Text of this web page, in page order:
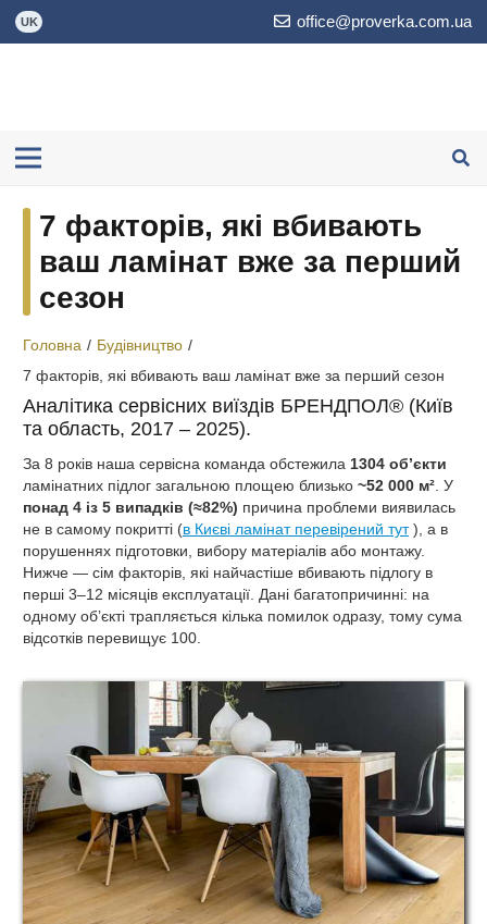
UK office@proverka.com.ua
7 факторів, які вбивають
ваш ламінат вже за перший
сезон
Головна / Будівництво /
7 факторів, які вбивають ваш ламінат вже за перший сезон
Аналітика сервісних виїздів БРЕНДПОЛ® (Київ
та область, 2017 – 2025).
За 8 років наша сервісна команда обстежила 1304 об’єкти
ламінатних підлог загальною площею близько ~52 000 м² . У
понад 4 із 5 випадків (≈82%) причина проблеми виявилась
не в самому покритті (в Києві ламінат перевірений тут), а в
порушеннях підготовки, вибору матеріалів або монтажу.
Нижче — сім факторів, які найчастіше вбивають підлогу в
перші 3–12 місяців експлуатації. Дані багатопричинні: на
одному об’єкті трапляється кілька помилок одразу, тому сума
відсотків перевищує 100.